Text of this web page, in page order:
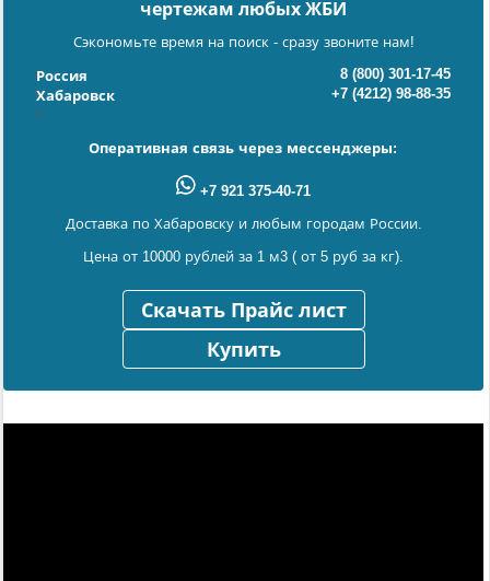
чертежам любых ЖБИ
Сэкономьте время на поиск - сразу звоните нам!
Россия
8 (800) 301-17-45
Хабаровск
+7 (4212) 98-88-35
Оперативная связь через мессенджеры:
+7 921 375-40-71
Доставка по Хабаровску и любым городам России.
Цена от 10000 рублей за 1 м3 ( от 5 руб за кг).
Скачать Прайс лист
Купить